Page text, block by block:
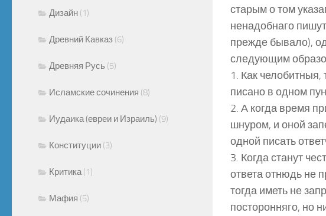
старым о том
ненадобнаго
прежде бывало),
следующим
1. Как челобитныя,
писано в одном
2. А когда время
шнуром, и оной
одной писать
3. Когда станут
ответа отнюдь не
тогда иметь не
посторонняго, но
Дизайн (1)
Древний Кавказ (6)
Древняя Русь (5)
Исламские сочинения (8)
Иудаика (евреи и Израиль) (9)
Конституции (3)
Критика (1)
Мафия (5)